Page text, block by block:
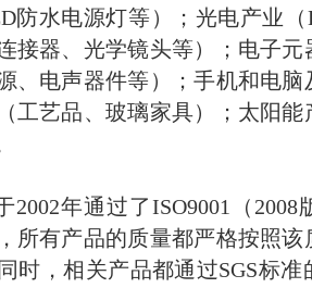
防水电源灯等）；光电产业（
接器、光学镜头等）；电子元
、电声器件等）；手机和电脑
工艺品、玻璃家具）；太阳能
2002年通过了ISO9001（2008
所有产品的质量都严格按照该
时，相关产品都通过SGS标准